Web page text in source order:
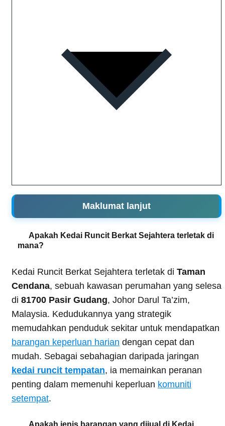
Maklumat lanjut
Apakah Kedai Runcit Berkat Sejahtera terletak di
mana?
Kedai Runcit Berkat Sejahtera terletak di Taman
Cendana, sebuah kawasan perumahan yang selesa
di 81700 Pasir Gudang, Johor Darul Ta’zim,
Malaysia. Kedudukannya yang strategik
memudahkan penduduk sekitar untuk mendapatkan
barangan keperluan harian dengan cepat dan
mudah. Sebagai sebahagian daripada jaringan
kedai runcit tempatan, ia memainkan peranan
penting dalam memenuhi keperluan komuniti
setempat.
Apakah jenis barangan yang dijual di Kedai